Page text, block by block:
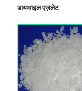
डायथाइल एज़लेट